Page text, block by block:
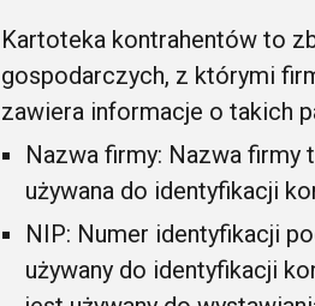
Kartoteka kontrahentów to
gospodarczych, z którymi
zawiera informacje o takich
Nazwa firmy: Nazwa firmy
używana do identyfikacji
NIP: Numer identyfikacji
używany do identyfikacji